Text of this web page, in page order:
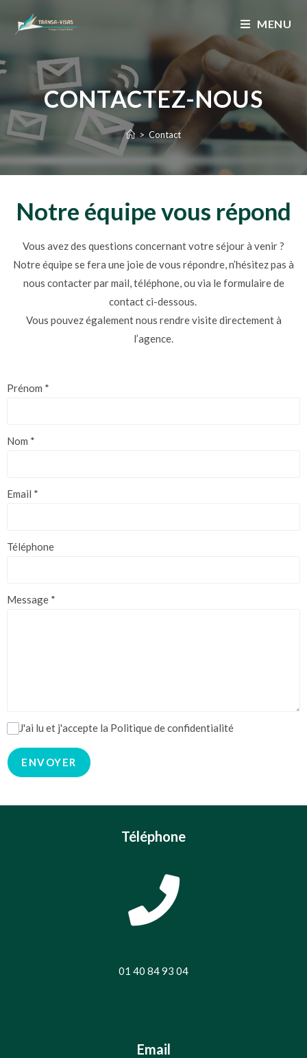
MENU
CONTACTEZ-NOUS
> Contact
Notre équipe vous répond
Vous avez des questions concernant votre séjour à venir ?
Notre équipe se fera une joie de vous répondre, n’hésitez pas à
nous contacter par mail, téléphone, ou via le formulaire de
contact ci-dessous.
Vous pouvez également nous rendre visitedirectement à
l’agence.
Prénom *
Nom *
Email *
Téléphone
Message *
J'ai lu et j'accepte la Politique de confidentialité
ENVOYER
Téléphone
01 40 84 93 04
Email